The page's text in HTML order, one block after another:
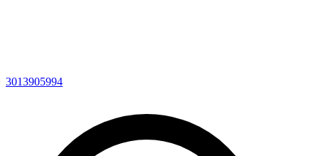
3013905994